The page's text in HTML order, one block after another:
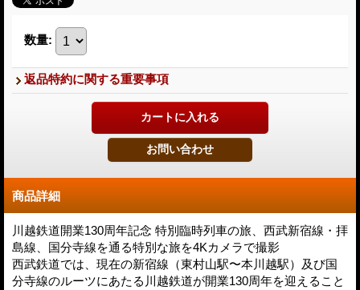
数量:
返品特約に関する重要事項
商品詳細
川越鉄道開業130周年記念 特別臨時列車の旅、西武新宿線・拝
島線、国分寺線を通る特別な旅を4Kカメラで撮影
西武鉄道では、現在の新宿線（東村山駅〜本川越駅）及び国
分寺線のルーツにあたる川越鉄道が開業130周年を迎えること